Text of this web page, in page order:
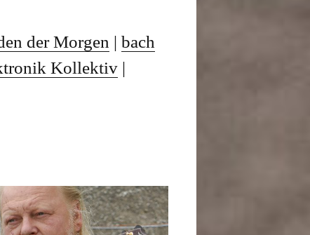
der Morgen |bach
Kollektiv |